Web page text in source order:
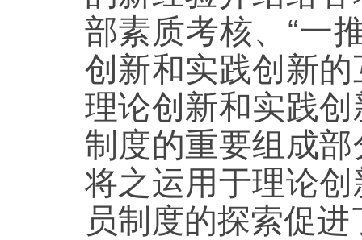
部素质考核、“一
创新和实践创新
理论创新和实践
制度的重要组成
将之运用于理论
员制度的探索促